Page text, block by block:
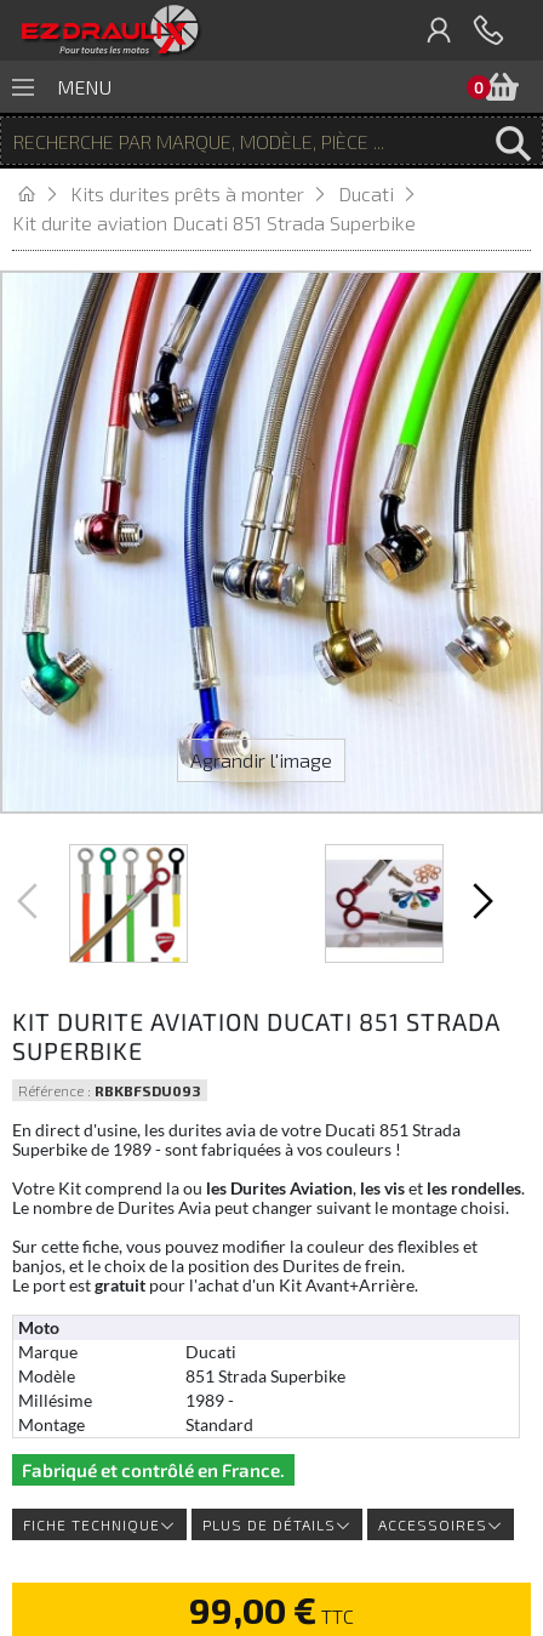
0
MENU
Kits durites prêts à monter
Ducati
Kit durite aviation Ducati 851 Strada Superbike
Agrandir l'image
KIT DURITE AVIATION DUCATI 851 STRADA
SUPERBIKE
Référence : RBKBFSDU093
En direct d'usine, les durites avia de votre Ducati 851 Strada
Superbike de 1989 - sont fabriquées à vos couleurs !
Votre Kit comprend la ou les Durites Aviation, les viset les rondelles.
Le nombre de Durites Avia peut changer suivant le montage choisi.
Sur cette fiche, vous pouvez modifier la couleur des flexibles et
banjos, et le choix de la position des Durites de frein.
Le port estgratuit pour l'achat d'un Kit Avant+Arrière.
Moto
Marque
Ducati
Modèle
851 Strada Superbike
Millésime
1989 -
Montage
Standard
Fabriqué et contrôlé en France.
FICHE TECHNIQUE PLUS DE DÉTAILS ACCESSOIRES
99,00 € TTC